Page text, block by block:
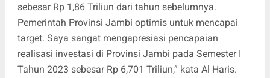
sebesar Rp 1,86 Triliun dari tahun sebelumnya.
Pemerintah Provinsi Jambi optimis untuk mencapai
target. Saya sangat mengapresiasi pencapaian
realisasi investasi di Provinsi Jambi pada Semester I
Tahun 2023 sebesar Rp 6,701 Triliun,” kata Al Haris.